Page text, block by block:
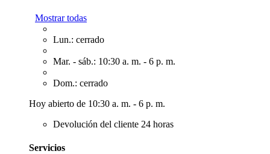
Mostrar todas
Lun.: cerrado
Mar. - sáb.: 10:30 a. m. - 6 p. m.
Dom.: cerrado
Hoy abierto de 10:30 a. m. - 6 p. m.
Devolución del cliente 24 horas
Servicios